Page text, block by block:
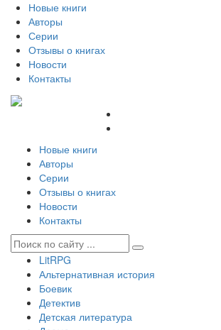
Новые книги
Авторы
Серии
Отзывы о книгах
Новости
Контакты
Новые книги
Авторы
Серии
Отзывы о книгах
Новости
Контакты
LitRPG
Альтернативная история
Боевик
Детектив
Детская литература